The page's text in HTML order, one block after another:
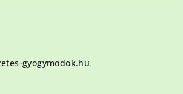
gyogymodok.hu